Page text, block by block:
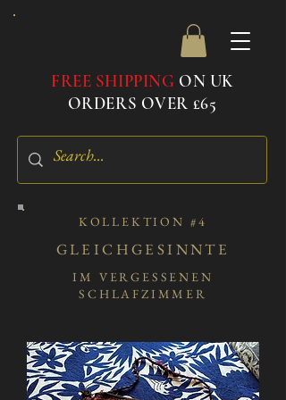
FREE SHIPPING ON UK
ORDERS OVER £65
KOLLEKTION #4
GLEICHGESINNTE
IM VERGESSENEN
SCHLAFZIMMER